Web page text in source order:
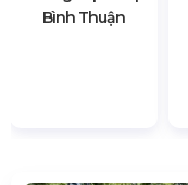
Bình Thuận